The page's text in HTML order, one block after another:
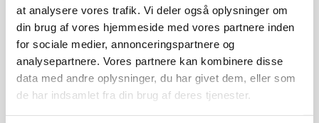
at analysere vores trafik. Vi deler også oplysninger om
din brug af vores hjemmeside med vores partnere inden
for sociale medier, annonceringspartnere og
analysepartnere. Vores partnere kan kombinere disse
data med andre oplysninger, du har givet dem, eller som
de har indsamlet fra din brug af deres tjenester.
Eigil Kaas er tilmed videnskabelig leder af Nationalt
Center for Klimaforskning hos DMI. Centeret indsamler
viden om og forsker i klimaet med henblik på at finde
løsninger til hvordan vi bedst muligt kan tilpasse os
fremtidens klima med hyppigere og voldsommere
vejrhændelser. Centeret bidrager til den globale viden
om klimaforandringerne særligt omkring Arktis og